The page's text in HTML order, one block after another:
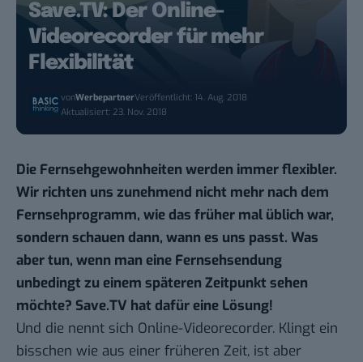
Save.TV: Der Online-
Videorecorder für mehr
Flexibilität
vonWerbepartnerVeröffentlicht: 14. Aug. 2018
Aktualisiert: 23. Nov. 2018
Die Fernsehgewohnheiten werden immer flexibler.
Wir richten uns zunehmend nicht mehr nach dem
Fernsehprogramm, wie das früher mal üblich war,
sondern schauen dann, wann es uns passt. Was
aber tun, wenn man eine Fernsehsendung
unbedingt zu einem späteren Zeitpunkt sehen
möchte? Save.TV hat dafür eine Lösung!
Und die nennt sich Online-Videorecorder. Klingt ein
bisschen wie aus einer früheren Zeit, ist aber